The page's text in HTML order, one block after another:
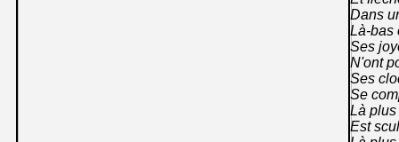
Dans
Là-bas
Ses
N'ont
Ses
Se
Là
Est